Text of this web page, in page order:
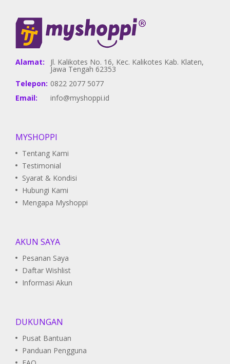
Alamat: Jl. Kalikotes No. 16, Kec. Kalikotes Kab. Klaten,
Jawa Tengah 62353
Telepon: 0822 2077 5077
Email:
info@myshoppi.id
MYSHOPPI
Tentang Kami
Testimonial
Syarat & Kondisi
Hubungi Kami
Mengapa Myshoppi
AKUN SAYA
Pesanan Saya
Daftar Wishlist
Informasi Akun
DUKUNGAN
Pusat Bantuan
Panduan Pengguna